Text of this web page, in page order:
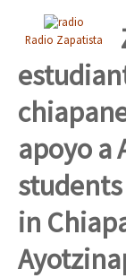
La palabra del EZLN
TEMAS
Chiapas
México
Latinoamérica
Mundo
EZLN
Dia 4 – Encontro
Dia 3 do Encontro
Dia 2 do Encontro
Radio Zapatista
apoyo a
in